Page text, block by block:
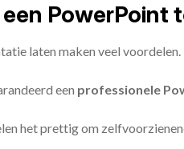
laten maken veel voordelen.
een professionele
het prettig om